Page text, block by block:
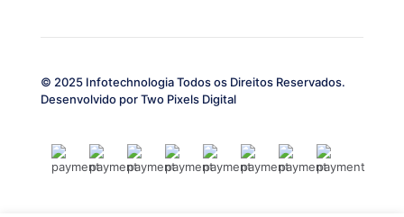
© 2025 Infotechnologia Todos os Direitos Reservados.
Desenvolvido porTwo Pixels Digital